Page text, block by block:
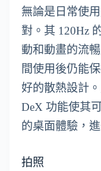
無論是日常使
對。其 120Hz
動和動畫的流
間使用後仍能
好的散熱設計
DeX 功能使其
的桌面體驗，
拍照